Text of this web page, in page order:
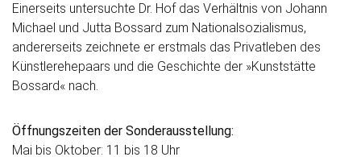
Einerseits untersuchte Dr. Hof das Verhältnis von Johann
Michael und Jutta Bossard zum Nationalsozialismus,
andererseits zeichnete er erstmals das Privatleben des
Künstlerehepaars und die Geschichte der »Kunststätte
Bossard« nach.
Öffnungszeiten der Sonderausstellung:
Mai bis Oktober: 11 bis 18 Uhr